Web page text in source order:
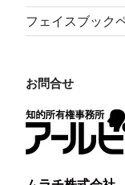
フェイスブック
お問合せ